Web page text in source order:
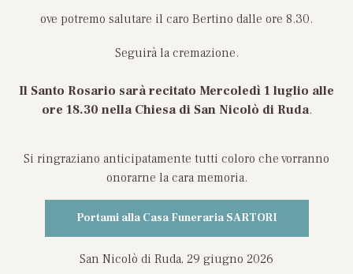
ove potremo salutare il caro Bertino dalle ore 8.30.
Seguirà la cremazione.
Il Santo Rosario sarà recitato Mercoledì 1 luglio alle
ore 18.30 nella Chiesadi San Nicolò di Ruda.
Si ringraziano anticipatamente tutti coloro che vorranno
onorarne la cara memoria.
Portami alla Casa Funeraria SARTORI
San Nicolò di Ruda, 29 giugno 2026